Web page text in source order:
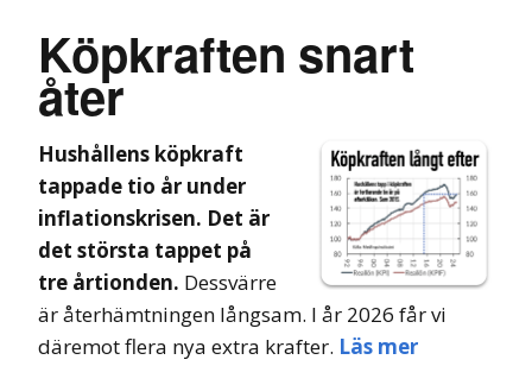
Köpkraften snart
åter
Hushållens köpkraft
tappade tio år under
inflationskrisen. Det är
det största tappet på
tre årtionden. Dessvärre
är återhämtningen långsam. I år 2026 får vi
däremot flera nya extra krafter. Läs mer